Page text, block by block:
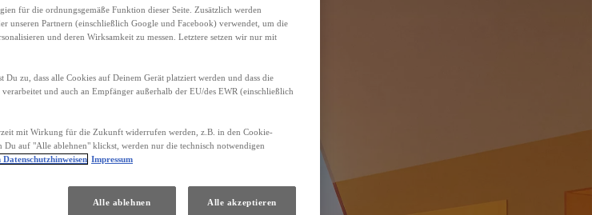
für die ordnungsgemäße Funktion dieser Seite. Zusätzlich werden
unseren Partnern (einschließlich Google und Facebook) verwendet, um die
und deren Wirksamkeit zu messen. Letztere setzen wir nur mit
zu, dass alle Cookies auf Deinem Gerät platziert werden und dass die
und auch an Empfänger außerhalb der EU/des EWR (einschließlich
mit Wirkung für die Zukunft widerrufen werden, z.B. in den Cookie-
Du auf "Alle ablehnen" klickst, werden nur die technisch notwendigen
Datenschutzhinweisen Impressum
Alle ablehnen Alle akzeptieren